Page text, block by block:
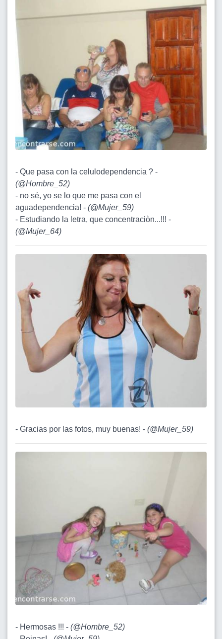
- Que pasa con la celulodependencia ? -
(@Hombre_52)
- no sé, yo se lo que me pasa con el
aguadependencia! - (@Mujer_59)
- Estudiando la letra, que concentraciòn...!!! -
(@Mujer_64)
- Gracias por las fotos, muy buenas! - (@Mujer_59)
- Hermosas !!! - (@Hombre_52)